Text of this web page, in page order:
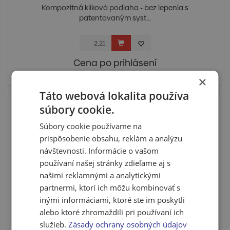
Kompozitná kliková podlaha - bez lepenia s
patentovaným syst...
Cena po prihlásení
Podlaha kompozitná Solidlock Oak Authentic
Pure
×
Táto webová lokalita používa
súbory cookie.
Súbory cookie používame na
prispôsobenie obsahu, reklám a analýzu
návštevnosti. Informácie o vašom
používaní našej stránky zdieľame aj s
našimi reklamnými a analytickými
partnermi, ktorí ich môžu kombinovať s
inými informáciami, ktoré ste im poskytli
alebo ktoré zhromaždili pri používaní ich
služieb.Zásady ochrany osobných údajov